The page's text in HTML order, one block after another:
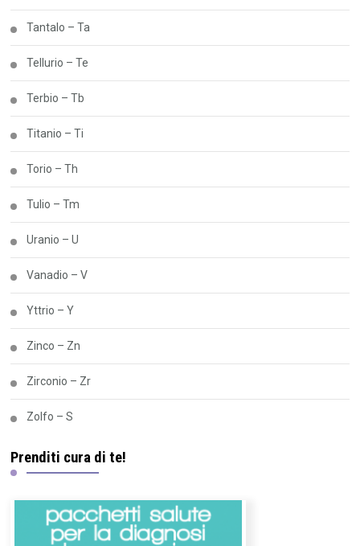
Tantalo – Ta
Tellurio – Te
Terbio – Tb
Titanio – Ti
Torio – Th
Tulio – Tm
Uranio – U
Vanadio – V
Yttrio – Y
Zinco – Zn
Zirconio – Zr
Zolfo – S
Prenditi cura di te!